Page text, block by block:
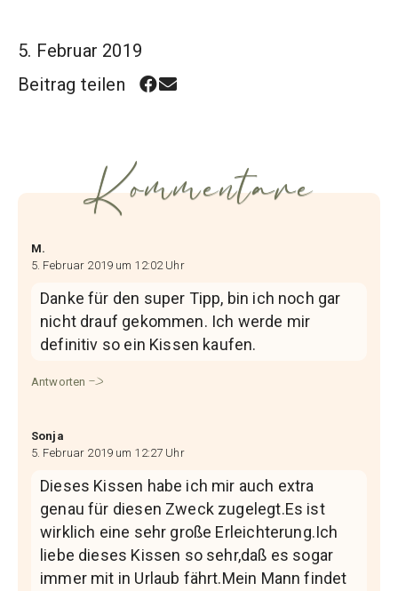
5. Februar 2019
Beitrag teilen
Kommentare
M.
5. Februar 2019 um 12:02 Uhr
Danke für den super Tipp, bin ich noch gar
nicht drauf gekommen. Ich werde mir
definitiv so ein Kissen kaufen.
Antworten
Sonja
5. Februar 2019 um 12:27 Uhr
Dieses Kissen habe ich mir auch extra
genau für diesen Zweck zugelegt.Es ist
wirklich eine sehr große Erleichterung.Ich
liebe dieses Kissen so sehr,daß es sogar
immer mit in Urlaub fährt.Mein Mann findet